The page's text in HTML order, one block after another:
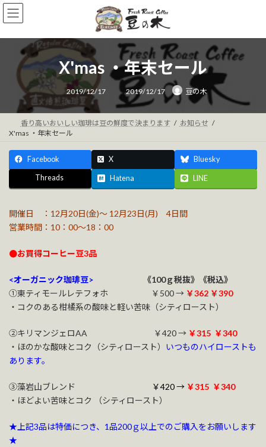
コ
ン
ン
プ
ナ
ビ
ー
動
X'mas ・年末セール
2019/12/17
最
終
更
新
日
時
:
2019/12/17 豆の木
香り高いおいしい珈琲は豆の鮮度で決まります
お知らせ
X'mas ・年末セール
Facebook X Bluesky
Threads Hatena LINE
開催日 ：12月20日(金)～ 12月23日(月) 4日間
営業時間：10：00～18：00
●お買得コーヒー豆3品
<オーガニック珈琲豆> 《100ｇ税抜》《税込》
①東ティモールレテフォホ ￥500 → ￥362 ￥390
・コクのある柑橘系の酸味と軽い苦味（シティロースト）
②キリマンジェロAA ￥420 → ￥315 ￥340
・ほのかな酸味とコク（シティロースト） いつものハイローストも
あります。
③藻岩山ブレンド ￥420 → ￥315 ￥340
・ほどよい苦味とコク （シティロースト）
★上記3品は特価につき、1品200ｇ以上でのご購入をお願いします
★